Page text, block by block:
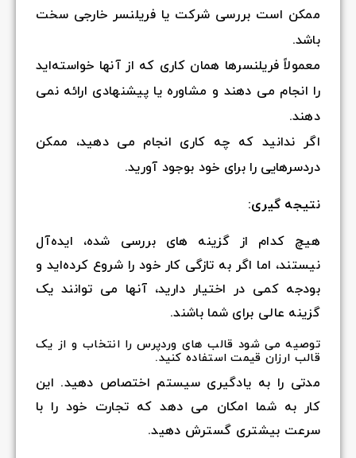
ممکن است بررسی شرکت یا فریلنسر خارجی سخت
باشد.
معمولاً فریلنسرها همان کاری که از آنها خواسته‌اید
را انجام می دهند و مشاوره یا پیشنهادی ارائه نمی
دهند.
اگر ندانید که چه کاری انجام می دهید، ممکن
دردسرهایی را برای خود بوجود آورید.
نتیجه گیری:
هیچ کدام از گزینه های بررسی شده، ایده‌آل
نیستند، اما اگر به تازگی کار خود را شروع کرده‌اید و
بودجه کمی در اختیار دارید، آنها می توانند یک
گزینه عالی برای شما باشند.
توصیه می شود قالب های وردپرس را انتخاب و از یک
قالب ارزان قیمت استفاده کنید.
مدتی را به یادگیری سیستم اختصاص دهید. این
کار به شما امکان می دهد که تجارت خود را با
سرعت بیشتری گسترش دهید.